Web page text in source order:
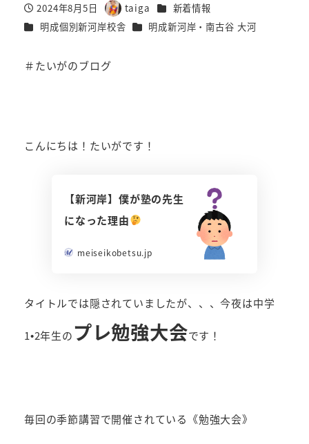
投稿日
2024年8月5日
著
者
taiga カテゴリー
新着情報
カテゴリー
明成個別新河岸校舎 カテゴリー
明成新河岸・南古谷 大河
＃たいがのブログ
こんにちは！たいがです！
【新河岸】僕が塾の先生
になった理由
meiseikobetsu.jp
タイトルでは隠されていましたが、、、今夜は中学
1•2年生のプレ勉強大会です！
毎回の季節講習で開催されている《勉強大会》